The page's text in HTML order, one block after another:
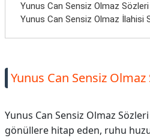
Yunus Can Sensiz Olmaz Sözleri
Yunus Can Sensiz Olmaz İlahisi
Yunus Can Sensiz Olmaz
Yunus Can Sensiz Olmaz
gönüllere hitap eden, ruhu